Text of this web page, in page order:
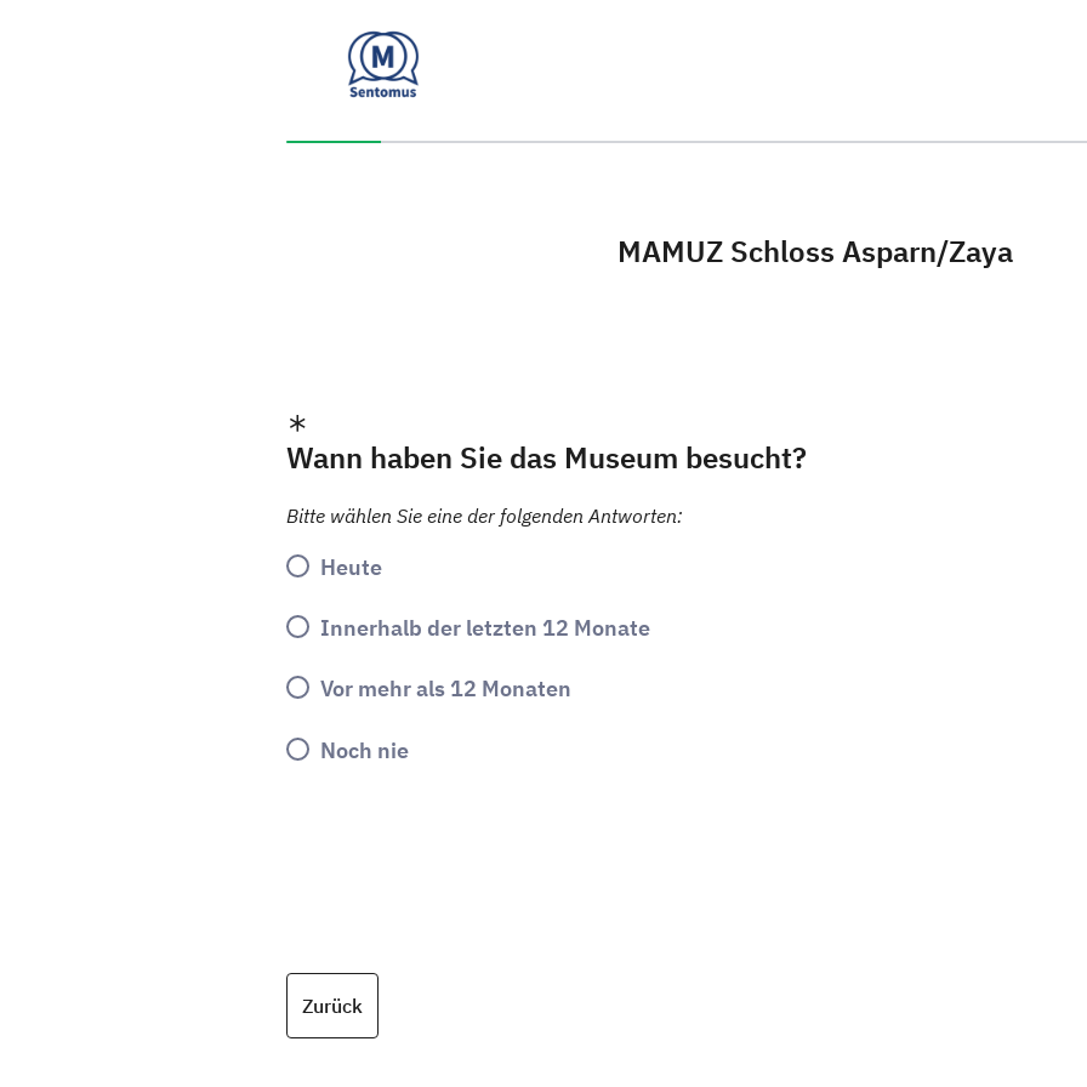
MAMUZ Schloss Asparn/Zaya
Wann haben Sie das Museum besucht?
Bitte wählen Sie eine der folgenden Antworten:
Heute
Innerhalb der letzten 12 Monate
Vor mehr als 12 Monaten
Noch nie
Zurück